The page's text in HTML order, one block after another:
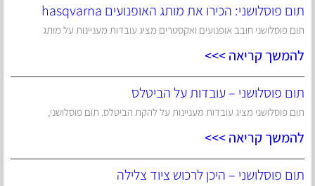
תום פוסלושני: הכירו את מותג האופנועים hasqvarna
תום פוסלושני חובב אופנועים ואקסטרים מציג עובדות מעניינות על מותג
להמשך קריאה >>>
תום פוסלושני – עובדות על הביטלס
תום פוסלושני מציג עובדות מעניינות על להקת הביטלס. תום פוסלושני,
להמשך קריאה >>>
תום פוסלושני – היכן לרכוש ציוד צלילה